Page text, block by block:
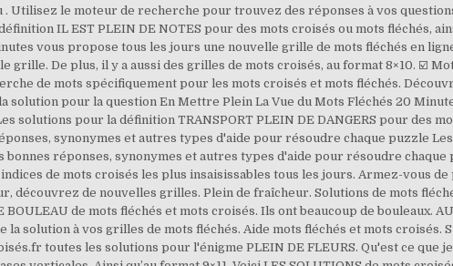
Utilisez le moteur de recherche pour trouvez des réponses à vos
IL EST PLEIN DE NOTES pour des mots croisés ou mots fléchés,
vous propose tous les jours une nouvelle grille de mots fléchés en
grille. De plus, il y a aussi des grilles de mots croisés, au format 8×10. ☑️
de mots spécifiquement pour les mots croisés et mots fléchés.
pour la question En Mettre Plein La Vue du Mots Fléchés 20
solutions pour la définition TRANSPORT PLEIN DE DANGERS pour des
synonymes et autres types d'aide pour résoudre chaque puzzle
bonnes réponses, synonymes et autres types d'aide pour résoudre
de mots croisés les plus insaisissables tous les jours. Armez-vous de
découvrez de nouvelles grilles. Plein de fraîcheur. Solutions de mots
de mots fléchés et mots croisés. Ils ont beaucoup de bouleaux.
solution à vos grilles de mots fléchés. Aide mots fléchés et mots croisés.
toutes les solutions pour l'énigme PLEIN DE FLEURS. Qu'est ce que